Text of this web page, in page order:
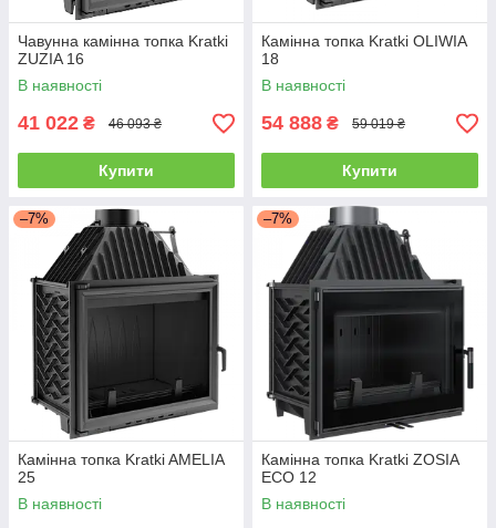
Чавунна камінна топка Kratki
ZUZIA 16
В наявності
41 022 ₴ 46 093 ₴
Купити
Камінна топка Kratki OLIWIA
18
В наявності
54 888 ₴ 59 019 ₴
Купити
–7%
Камінна топка Kratki AMELIA
25
В наявності
–7%
Камінна топка Kratki ZOSIA
ECO 12
В наявності